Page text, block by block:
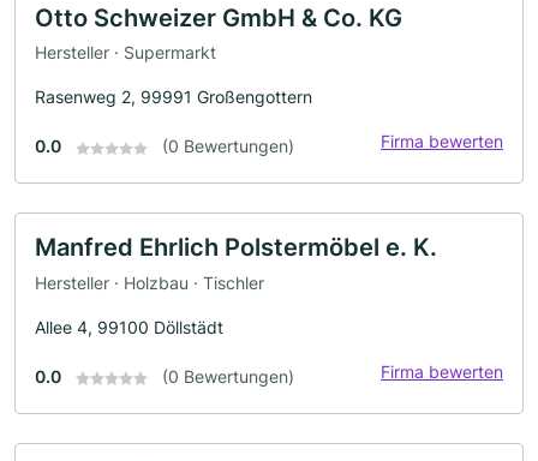
Otto Schweizer GmbH & Co. KG
Hersteller · Supermarkt
Rasenweg 2, 99991 Großengottern
0.0 (0 Bewertungen) Firma bewerten
Manfred Ehrlich Polstermöbel e. K.
Hersteller · Holzbau · Tischler
Allee 4, 99100 Döllstädt
0.0 (0 Bewertungen) Firma bewerten